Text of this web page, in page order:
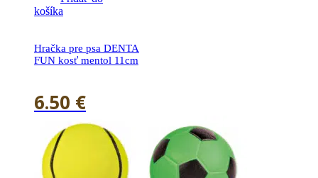
košíka
Hračka pre psa DENTA
FUN kosť mentol 11cm
6.50 €